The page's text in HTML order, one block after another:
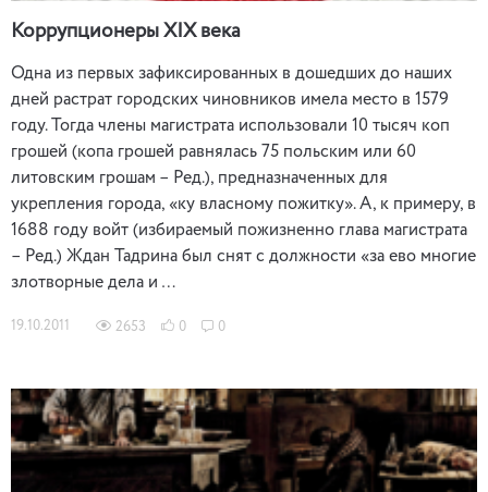
Коррупционеры XIX века
Одна из первых зафиксированных в дошедших до наших
дней растрат городских чиновников имела место в 1579
году. Тогда члены магистрата использовали 10 тысяч коп
грошей (копа грошей равнялась 75 польским или 60
литовским грошам – Ред.), предназначенных для
укрепления города, «ку власному пожитку». А, к примеру, в
1688 году войт (избираемый пожизненно глава магистрата
– Ред.) Ждан Тадрина был снят с должности «за ево многие
злотворные дела и …
19.10.2011 2653 0 0